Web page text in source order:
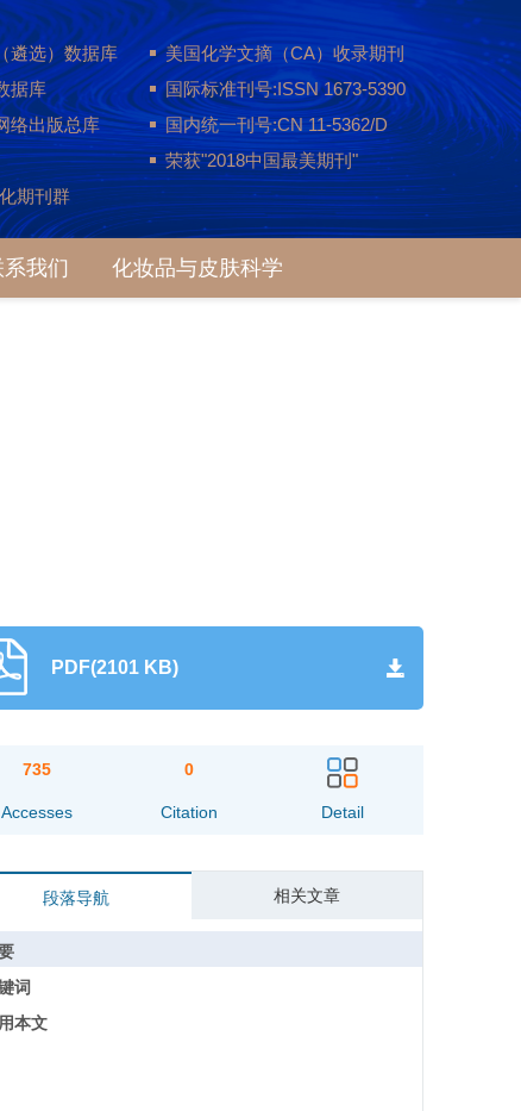
遴选）数据库
美国化学文摘（CA）收录期刊
国际标准刊号:ISSN 1673-5390
据库
国内统一刊号:CN 11-5362/D
络出版总库
荣获"2018中国最美期刊"
期刊群
系我们 化妆品与皮肤科学
PDF(2101 KB)
735
Accesses
0
Citation Detail
段落导航 相关文章
词
本文